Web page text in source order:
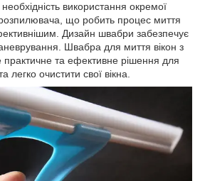
використання окремої
що робить процес миття
Дизайн швабри забезпечує
Швабра для миття вікон з
та ефективне рішення для
легко очистити свої вікна.